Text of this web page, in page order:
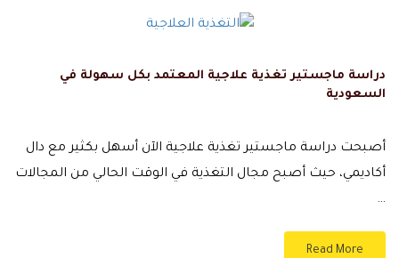
دراسة ماجستير تغذية علاجية المعتمد بكل سهولة في
السعودية
أصبحت دراسة ماجستير تغذية علاجية الآن أسهل بكثير مع دال
أكاديمي، حيث أصبح مجال التغذية في الوقت الحالي من المجالات
…
Read More